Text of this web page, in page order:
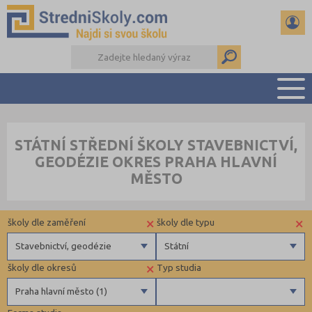
PŘÍPRAVA NA PŘIJÍMAČKY
DŮLEŽITÉ TERMÍNY
DALŠÍ DRUHY ŠKOL
STÁTNÍ STŘEDNÍ ŠKOLY STAVEBNICTVÍ,
GEODÉZIE OKRES PRAHA HLAVNÍ
MĚSTO
Typ studia
×
Praha hlavní město (1)
školy dle okresů
×
Státní
školy dle typu
Státní
×
Stavebnictví, geodézie
školy dle zaměření
Gymnázia
4 letá gymnázia